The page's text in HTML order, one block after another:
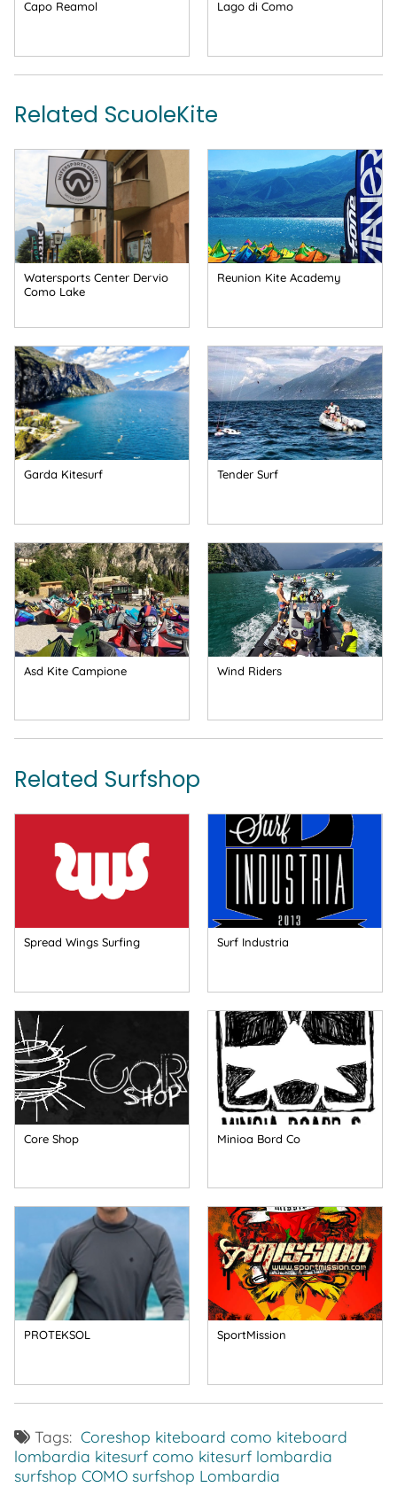
Capo Reamol Lago di Como
Related ScuoleKite
Watersports Center Dervio
Como Lake
Reunion Kite Academy
Garda Kitesurf Tender Surf
Asd Kite Campione Wind Riders
Related Surfshop
Spread Wings Surfing Surf Industria
Core Shop Minioa Bord Co
PROTEKSOL SportMission
Tags: Coreshop kiteboard como kiteboard
lombardia kitesurf como kitesurf lombardia
surfshop COMO surfshop Lombardia